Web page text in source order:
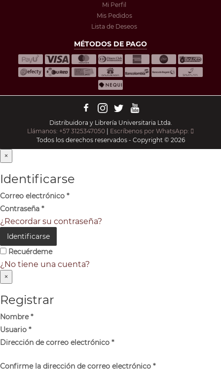
Mi Perfil
Mis Pedidos
Lista de Deseos
MÉTODOS DE PAGO
Distribuidora y Librería Universitaria Ltda.
Llámanos: +57 3125347050 | Escríbenos por WhatsApp:
Todos los derechos reservados - Copyright © 2026
×
Identificarse
Correo electrónico *
Contraseña *
¿Recordar su contraseña?
Identificarse
Recuérdeme
¿No tiene una cuenta?
×
Registrar
Nombre*
Usuario *
Dirección de correo electrónico *
Confirme la dirección de correo electrónico *